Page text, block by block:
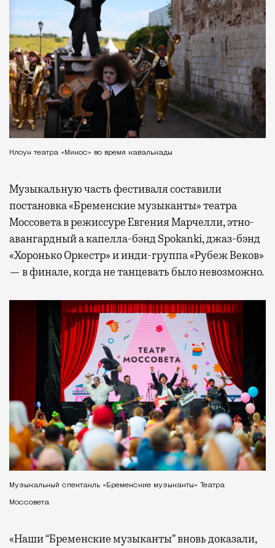
Клоун театра «Микос» во время кавалькады
Музыкальную часть фестиваля составили
постановка «Бременские музыканты» театра
Моссовета в режиссуре Евгения Марчелли, этно-
авангардный а капелла-бэнд Spokanki, джаз-бэнд
«Хоронько Оркестр» и инди-группа «Рубеж Веков»
— в финале, когда не танцевать было невозможно.
Музыкальный спектакль «Бременские музыканты» Театра
Моссовета
«Наши “Бременские музыканты” вновь доказали,